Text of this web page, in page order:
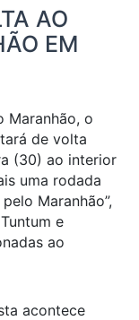
AO
EM
Maranhão, o
de volta
(30) ao interior
uma rodada
Maranhão”,
e
ao
acontece